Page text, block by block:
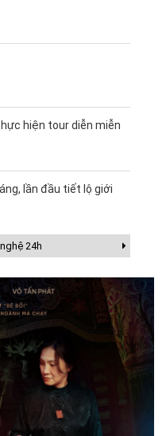
hiện tour diễn miễn
lần đầu tiết lộ giới
24h